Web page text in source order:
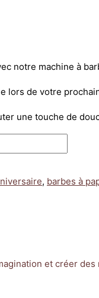
notre machine à
lors de votre
une touche de
, barbes à
et créer